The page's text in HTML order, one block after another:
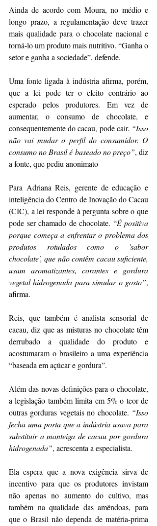
Ainda de acordo com Moura, no médio e
longo prazo, a regulamentação deve trazer
mais qualidade para o chocolate nacional e
torná-lo um produto mais nutritivo. “Ganha o
setor e ganha a sociedade”, defende.
Uma fonte ligada à indústria afirma, porém,
que a lei pode ter o efeito contrário ao
esperado pelos produtores. Em vez de
aumentar, o consumo de chocolate, e
consequentemente do cacau, pode cair. “Isso
não vai mudar o perfil do consumidor. O
consumo no Brasil é baseado no preço”, diz
a fonte, que pediu anonimato
Para Adriana Reis, gerente de educação e
inteligência do Centro de Inovação do Cacau
(CIC), a lei responde à pergunta sobre o que
pode ser chamado de chocolate. “É positiva
porque começa a enfrentar o problema dos
produtos rotulados como o 'sabor
chocolate', que não contêm cacau suficiente,
usam aromatizantes, corantes e gordura
vegetal hidrogenada para simular o gosto”,
afirma.
Reis, que também é analista sensorial de
cacau, diz que as misturas no chocolate têm
derrubado a qualidade do produto e
acostumaram o brasileiro a uma experiência
“baseada em açúcar e gordura”.
Além das novas definições para o chocolate,
a legislação também limita em 5% o teor de
outras gorduras vegetais no chocolate. “Isso
fecha uma porta que a indústria usava para
substituir a manteiga de cacau por gordura
hidrogenada”, acrescenta a especialista.
Ela espera que a nova exigência sirva de
incentivo para que os produtores invistam
não apenas no aumento do cultivo, mas
também na qualidade das amêndoas, para
que o Brasil não dependa de matéria-prima